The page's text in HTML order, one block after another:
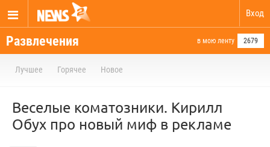
Вход
Развлечения в мою ленту 2679
Лучшее Горячее Новое
Веселые коматозники. Кирилл
Обух про новый миф в рекламе